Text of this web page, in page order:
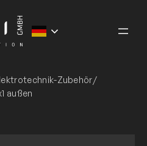
Zubehör/
außen